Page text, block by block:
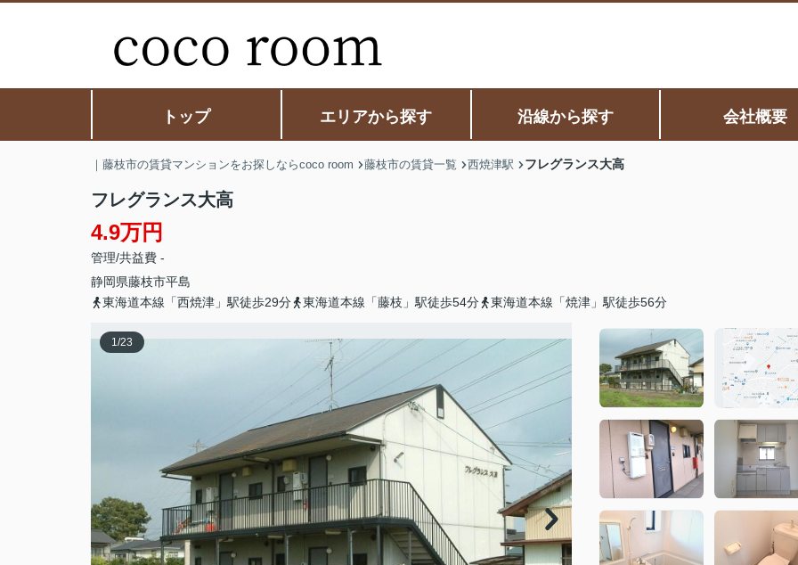
トップ エリアから探す 沿線から探す 会社概要
｜藤枝市の賃貸マンションをお探しならcoco room 藤枝市の賃貸一覧 西焼津駅 フレグランス大高
フレグランス大高
4.9万円
管理/共益費 -
静岡県藤枝市平島
東海道本線「西焼津」駅徒歩29分
東海道本線「藤枝」駅徒歩54分 東海道本線「焼津」駅徒歩56分
1/23